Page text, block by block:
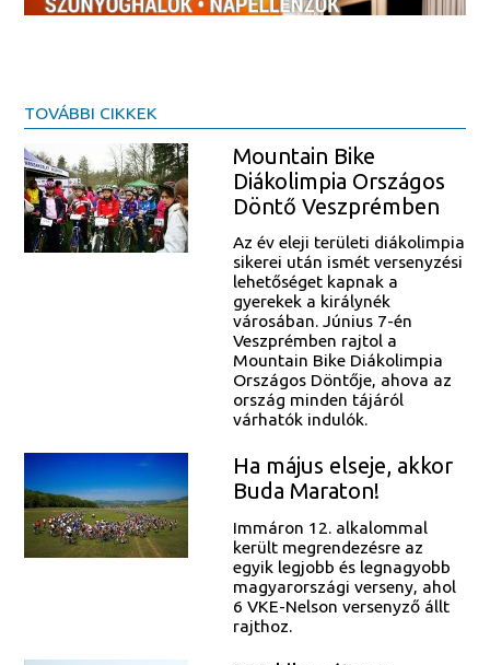
TOVÁBBI CIKKEK
Mountain Bike
Diákolimpia Országos
Döntő Veszprémben
Az év eleji területi diákolimpia
sikerei után ismét versenyzési
lehetőséget kapnak a
gyerekek a királynék
városában. Június 7-én
Veszprémben rajtol a
Mountain Bike Diákolimpia
Országos Döntője, ahova az
ország minden tájáról
várhatók indulók.
Ha május elseje, akkor
Buda Maraton!
Immáron 12. alkalommal
került megrendezésre az
egyik legjobb és legnagyobb
magyarországi verseny, ahol
6 VKE-Nelson versenyző állt
rajthoz.